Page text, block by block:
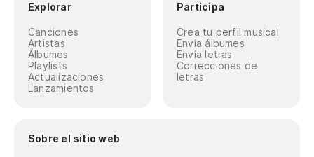
Explorar
Canciones
Artistas
Álbumes
Playlists
Actualizaciones
Lanzamientos
Participa
Crea tu perfil musical
Envía álbumes
Envía letras
Correcciones de
letras
Sobre el sitio web